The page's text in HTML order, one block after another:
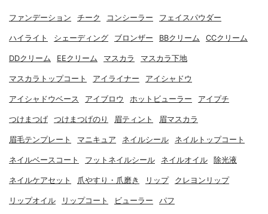
ファンデーション チーク コンシーラー フェイスパウダー
ハイライト シェーディング ブロンザー BBクリーム CCクリーム
DDクリーム EEクリーム マスカラ マスカラ下地
マスカラトップコート アイライナー アイシャドウ
アイシャドウベース アイブロウ ホットビューラー アイプチ
つけまつげ つけまつげのり 眉ティント 眉マスカラ
眉毛テンプレート マニキュア ネイルシール ネイルトップコート
ネイルベースコート フットネイルシール ネイルオイル 除光液
ネイルケアセット 爪やすり・爪磨き リップ クレヨンリップ
リップオイル リップコート ビューラー パフ